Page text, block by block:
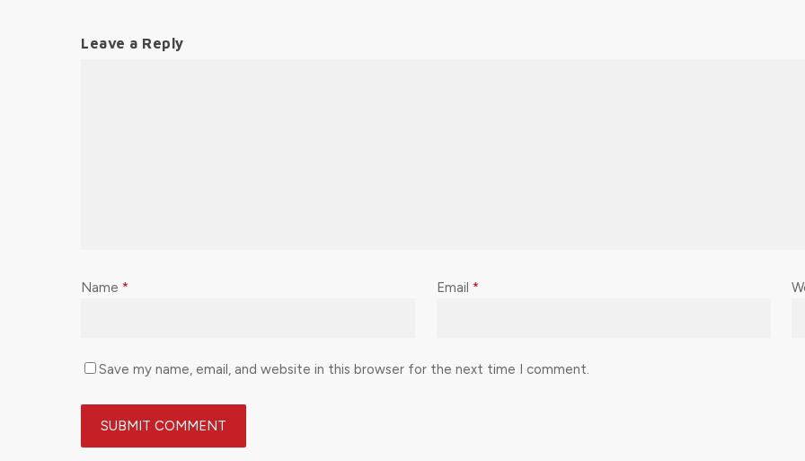
Leave a Reply
Name * Email *
Save my name, email, and website in this browser for the next time I comment.